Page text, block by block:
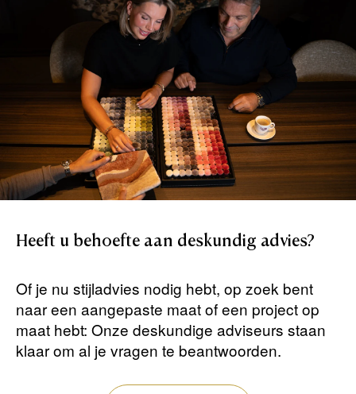
Heeft u behoefte aan deskundig advies?
Of je nu stijladvies nodig hebt, op zoek bent
naar een aangepaste maat of een project op
maat hebt: Onze deskundige adviseurs staan ​​
klaar om al je vragen te beantwoorden.